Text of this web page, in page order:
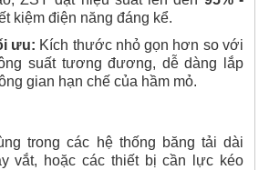
kiệm điện năng đáng kể.
ưu: Kích thước nhỏ gọn hơn so với
suất tương đương, dễ dàng lắp
gian hạn chế của hầm mỏ.
trong các hệ thống băng tải dài
vắt, hoặc các thiết bị cần lực kéo